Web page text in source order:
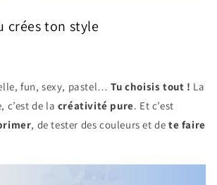
crées ton style
fun, sexy, pastel…Tu choisis tout ! La
c’est de la créativité pure. Et c’est
, de tester des couleurs et de te faire